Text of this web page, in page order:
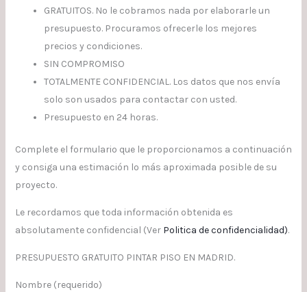
GRATUITOS. No le cobramos nada por elaborarle un
presupuesto. Procuramos ofrecerle los mejores
precios y condiciones.
SIN COMPROMISO
TOTALMENTE CONFIDENCIAL. Los datos que nos envía
solo son usados para contactar con usted.
Presupuesto en 24 horas.
Complete el formulario que le proporcionamos a continuación
y consiga una estimación lo más aproximada posible de su
proyecto.
Le recordamos que toda información obtenida es
absolutamente confidencial (Ver Politica de confidencialidad).
PRESUPUESTO GRATUITO PINTAR PISO EN MADRID.
Nombre (requerido)